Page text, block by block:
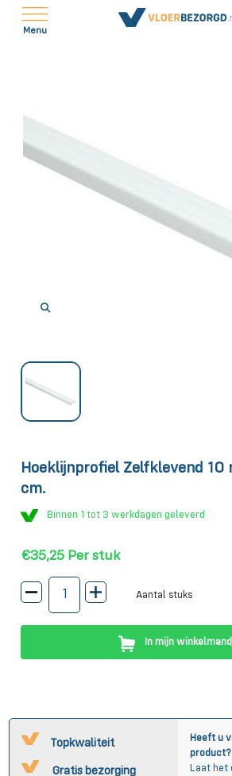
Menu
Hoeklijnprofiel Zelfklevend
cm.
Binnen 1 tot 3 werkdagen geleverd
€35,25 Per stuk
Aantal stuks
In mijn
Topkwaliteit
Gratis bezorging
Heeft u
product?
Laat het